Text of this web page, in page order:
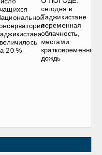
20 %
сегодня в
Таджикистане
переменная
облачность,
местами
кратковременный
дождь